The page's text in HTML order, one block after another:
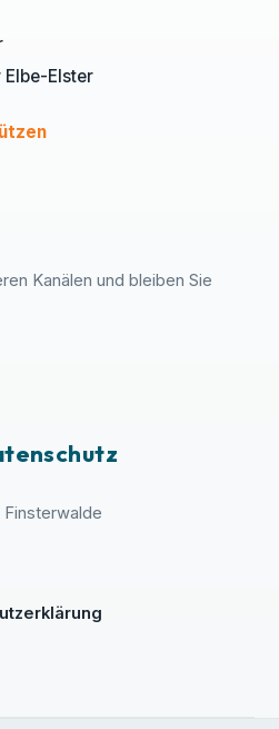
Elster
Kanälen und bleiben Sie